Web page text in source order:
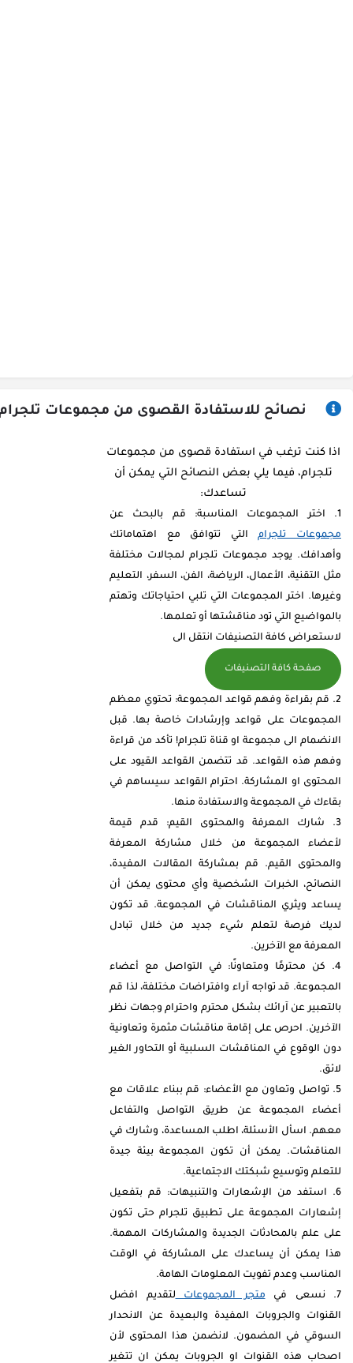
نصائح للاستفادة القصوى من مجموعات
اذا كنت ترغب في استفادة قصوى من مجموعات
تلجرام، فيما يلي بعض النصائح التي يمكن أن
تساعدك:
اختر المجموعات المناسبة: قم بالبحث عن
مجموعات تلجرامالتي تتوافق مع اهتماماتك
وأهدافك. يوجد مجموعات تلجرام لمجالات مختلفة
مثل التقنية، الأعمال، الرياضة، الفن، السفر، التعليم
وغيرها. اختر المجموعات التي تلبي احتياجاتك وتهتم
بالمواضيع التي تود مناقشتها أو تعلمها.
لاستعراض كافة التصنيفات انتقل الى
صفحة كافة التصنيفات
قم بقراءة وفهم قواعد المجموعة: تحتوي معظم
المجموعات على قواعد وإرشادات خاصة بها. قبل
الانضمام الى مجموعة او قناة تلجرام! تأكد من قراءة
وفهم هذه القواعد. قد تتضمن القواعد القيود على
المحتوى او المشاركة. احترام القواعد سيساهم في
بقاءك في المجموعة والاستفادة منها.
شارك المعرفة والمحتوى القيم: قدم قيمة
لأعضاء المجموعة من خلال مشاركة المعرفة
والمحتوى القيم. قم بمشاركة المقالات المفيدة،
النصائح، الخبرات الشخصية وأي محتوى يمكن أن
يساعد ويثري المناقشات في المجموعة. قد تكون
لديك فرصة لتعلم شيء جديد من خلال تبادل
المعرفة مع الآخرين.
كن محترمًا ومتعاونًا: في التواصل مع أعضاء
المجموعة. قد تواجه آراء وافتراضات مختلفة، لذا قم
بالتعبير عن آرائك بشكل محترم واحترام وجهات نظر
الآخرين. احرص على إقامة مناقشات مثمرة وتعاونية
دون الوقوع في المناقشات السلبية أو التحاور الغير
لائق.
تواصل وتعاون مع الأعضاء: قم ببناء علاقات مع
أعضاء المجموعة عن طريق التواصل والتفاعل
معهم. اسأل الأسئلة، اطلب المساعدة، وشارك في
المناقشات. يمكن أن تكون المجموعة بيئة جيدة
للتعلم وتوسيع شبكتك الاجتماعية.
استفد من الإشعارات والتنبيهات: قم بتفعيل
إشعارات المجموعة على تطبيق تلجرام حتى تكون
على علم بالمحادثات الجديدة والمشاركات المهمة.
هذا يمكن أن يساعدك على المشاركة في الوقت
المناسب وعدم تفويت المعلومات الهامة.
نسعى فيمتجر المجموعاتلتقديم افضل
القنوات والجروبات المفيدة والبعيدة عن الانحدار
السوقي في المضمون. لانضمن هذا المحتوى لأن
اصحاب هذه القنوات او الجروبات يمكن ان تتغير